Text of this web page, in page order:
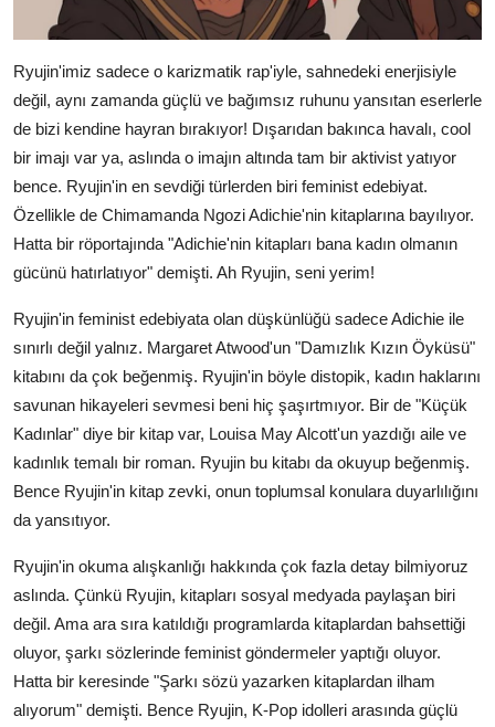
Ryujin'imiz sadece o karizmatik rap'iyle, sahnedeki enerjisiyle
değil, aynı zamanda güçlü ve bağımsız ruhunu yansıtan eserlerle
de bizi kendine hayran bırakıyor! Dışarıdan bakınca havalı, cool
bir imajı var ya, aslında o imajın altında tam bir aktivist yatıyor
bence. Ryujin'in en sevdiği türlerden biri feminist edebiyat.
Özellikle de Chimamanda Ngozi Adichie'nin kitaplarına bayılıyor.
Hatta bir röportajında "Adichie'nin kitapları bana kadın olmanın
gücünü hatırlatıyor" demişti. Ah Ryujin, seni yerim!
Ryujin'in feminist edebiyata olan düşkünlüğü sadece Adichie ile
sınırlı değil yalnız. Margaret Atwood'un "Damızlık Kızın Öyküsü"
kitabını da çok beğenmiş. Ryujin'in böyle distopik, kadın haklarını
savunan hikayeleri sevmesi beni hiç şaşırtmıyor. Bir de "Küçük
Kadınlar" diye bir kitap var, Louisa May Alcott'un yazdığı aile ve
kadınlık temalı bir roman. Ryujin bu kitabı da okuyup beğenmiş.
Bence Ryujin'in kitap zevki, onun toplumsal konulara duyarlılığını
da yansıtıyor.
Ryujin'in okuma alışkanlığı hakkında çok fazla detay bilmiyoruz
aslında. Çünkü Ryujin, kitapları sosyal medyada paylaşan biri
değil. Ama ara sıra katıldığı programlarda kitaplardan bahsettiği
oluyor, şarkı sözlerinde feminist göndermeler yaptığı oluyor.
Hatta bir keresinde "Şarkı sözü yazarken kitaplardan ilham
alıyorum" demişti. Bence Ryujin, K-Pop idolleri arasında güçlü